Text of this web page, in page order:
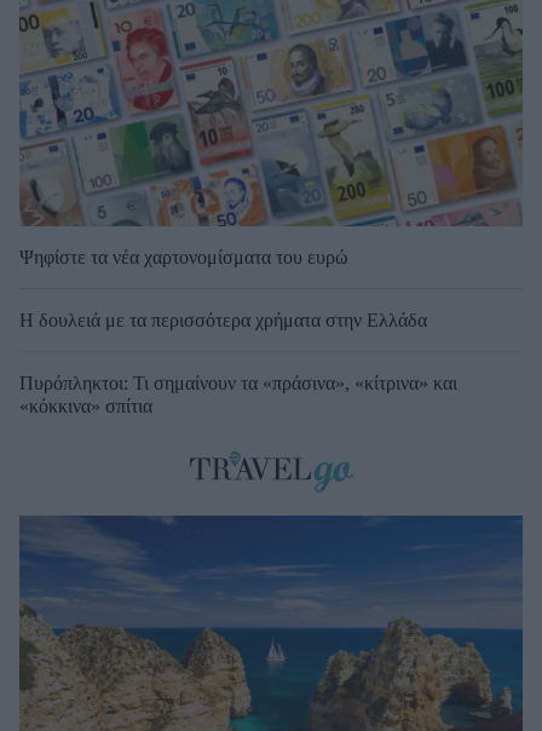
Ψηφίστε τα νέα χαρτονομίσματα του ευρώ
Η δουλειά με τα περισσότερα χρήματα στην Ελλάδα
Πυρόπληκτοι: Τι σημαίνουν τα «πράσινα», «κίτρινα» και
«κόκκινα» σπίτια